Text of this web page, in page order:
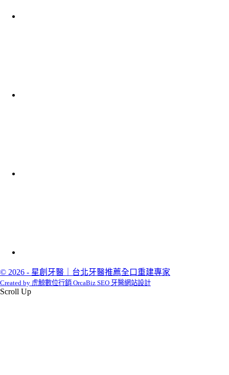
© 2026 - 星創牙醫｜台北牙醫推薦全口重建專家
Created by 虎鯨數位行銷 OrcaBiz SEO 牙醫網站設計
Scroll Up